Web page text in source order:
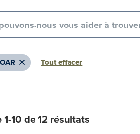
for:
Tout effacer
10 de 12 résultats